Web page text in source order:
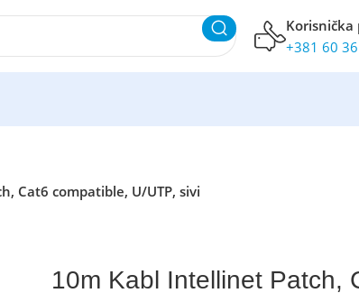
Korisnička
+381 60
Cat6 compatible, U/UTP, sivi
10m Kabl Intellinet Patch,